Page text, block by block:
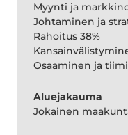
Myynti ja
Johtaminen ja
Rahoitus 38%
Osaaminen ja tiimi
Aluejakauma
Jokainen